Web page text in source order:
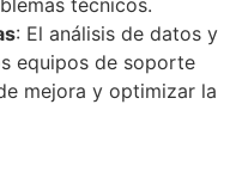
técnicos.
: El análisis de datos y
equipos de soporte
mejora y optimizar la